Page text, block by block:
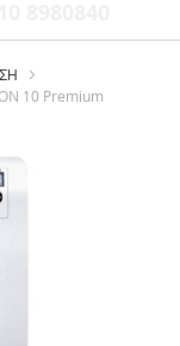
10 Premium